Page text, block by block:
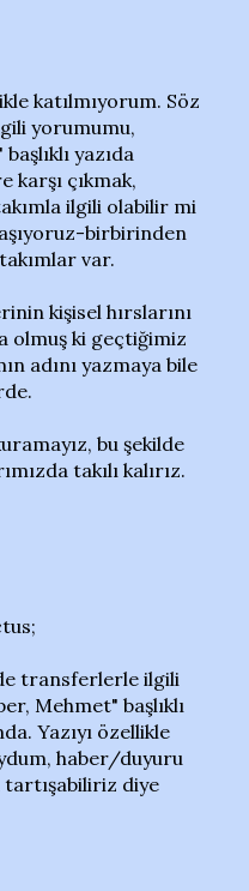
katılmıyorum. Söz
yorumumu,
yazıda
karşı çıkmak,
ilgili olabilir mi
birbirinden
var.
kişisel hırslarını
olmuş ki geçtiğimiz
adını yazmaya bile
bu şekilde
takılı kalırız.
transferlerle ilgili
Mehmet" başlıklı
Yazıyı özellikle
haber/duyuru
tartışabiliriz diye